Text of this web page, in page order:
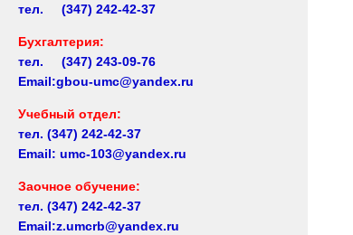
тел. (347) 242-42-37
Бухгалтерия:
тел. (347) 243-09-76
Email:gbou-umc@yandex.ru
Учебный отдел:
тел. (347) 242-42-37
Email: umc-103@yandex.ru
Заочное обучение:
тел. (347) 242-42-37
Email:z.umcrb@yandex.ru